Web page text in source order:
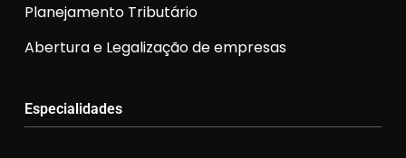
Planejamento Tributário
Abertura e Legalização de empresas
Especialidades